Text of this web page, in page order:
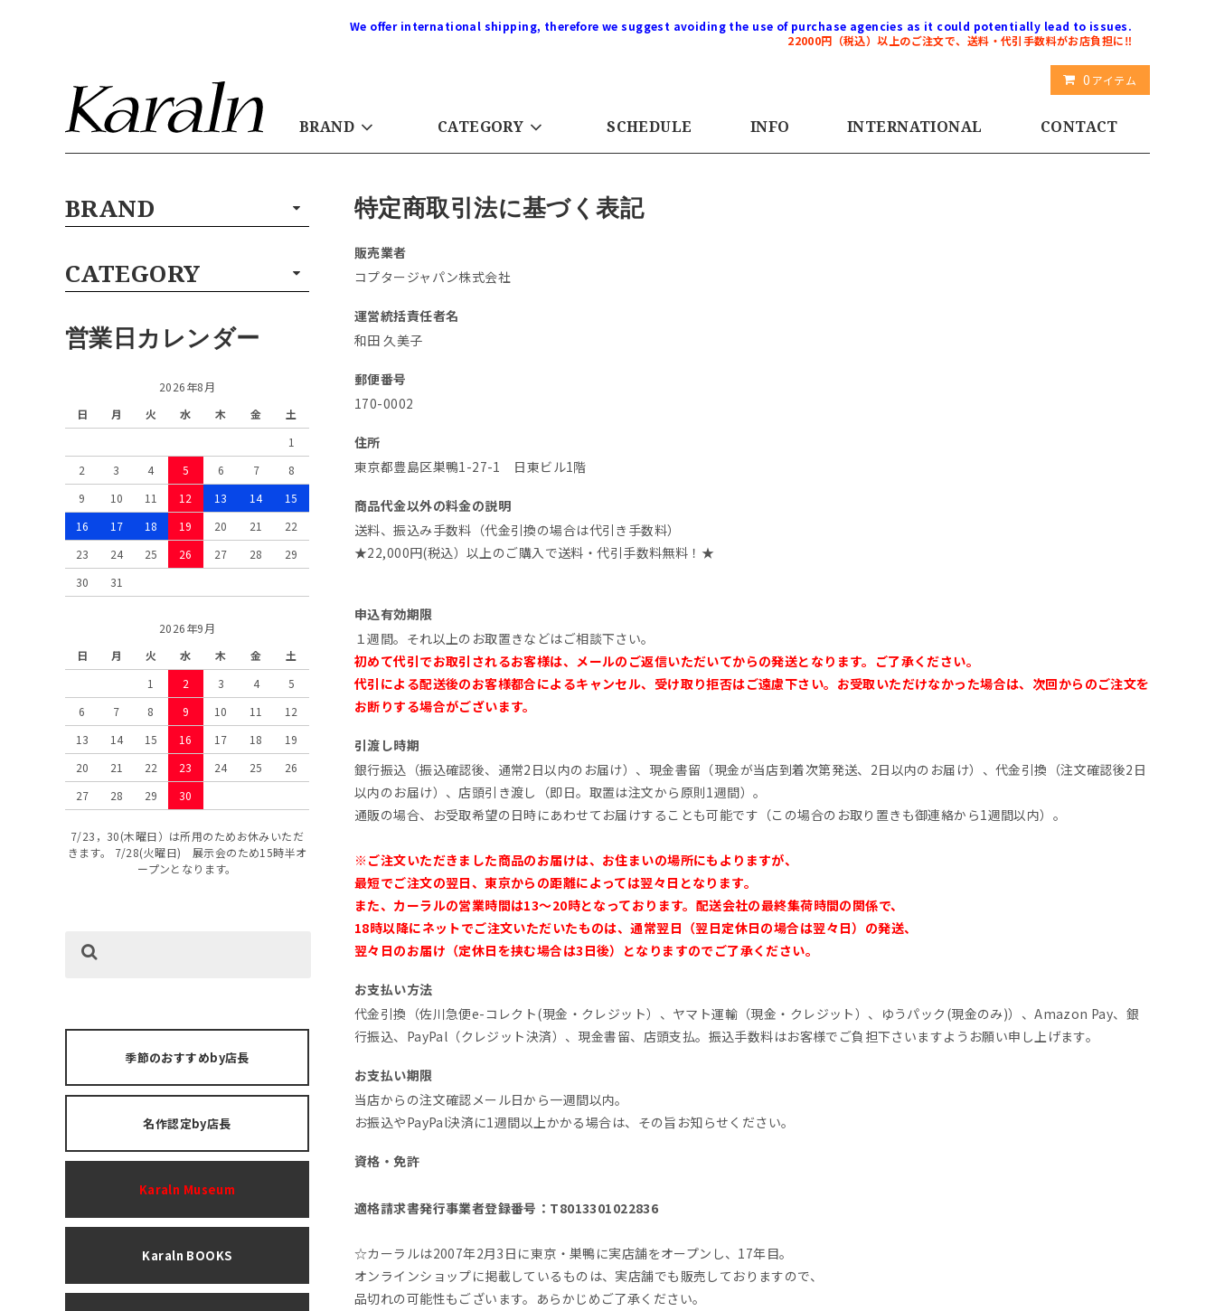
We offer international shipping, therefore we suggest avoiding the use of purchase agencies as it could potentially lead to issues.
22000円（税込）以上のご注文で、送料・代引手数料がお店負担に‼️
0 アイテム
BRAND CATEGORY SCHEDULE INFO INTERNATIONAL CONTACT
BRAND
CATEGORY
営業日カレンダー
2026年8月
日
月 火 水 木 金
土
1
2
3 4 5 6 7
8
9
10 11 12 13 14
15
16
17 18 19 20 21
22
23
24 25 26 27 28
29
30
31
2026年9月
日
月 火 水 木 金
土
1
2 3 4
5
6
7 8 9 10 11
12
13
14 15 16 17 18
19
20
21 22 23 24 25
26
27
28 29 30
7/23，30(木曜日）は所用のためお休みいただ
きます。 7/28(火曜日) 展示会のため15時半オ
ープンとなります。
季節のおすすめby店長
名作認定by店長
Karaln Museum
Karaln BOOKS
特定商取引法に基づく表記
販売業者
コプタージャパン株式会社
運営統括責任者名
和田 久美子
郵便番号
170-0002
住所
東京都豊島区巣鴨1-27-1 日東ビル1階
商品代金以外の料金の説明
送料、振込み手数料（代金引換の場合は代引き手数料）
★22,000円(税込）以上のご購入で送料・代引手数料無料！★
申込有効期限
１週間。それ以上のお取置きなどはご相談下さい。
初めて代引でお取引されるお客様は、メールのご返信いただいてからの発送となります。ご了承ください。
代引による配送後のお客様都合によるキャンセル、受け取り拒否はご遠慮下さい。お受取いただけなかった場合は、次回からのご注文を
お断りする場合がございます。
引渡し時期
銀行振込（振込確認後、通常2日以内のお届け）、現金書留（現金が当店到着次第発送、2日以内のお届け）、代金引換（注文確認後2日
以内のお届け）、店頭引き渡し（即日。取置は注文から原則1週間）。
通販の場合、お受取希望の日時にあわせてお届けすることも可能です（この場合のお取り置きも御連絡から1週間以内）。
※ご注文いただきました商品のお届けは、お住まいの場所にもよりますが、
最短でご注文の翌日、東京からの距離によっては翌々日となります。
また、カーラルの営業時間は13～20時となっております。配送会社の最終集荷時間の関係で、
18時以降にネットでご注文いただいたものは、通常翌日（翌日定休日の場合は翌々日）の発送、
翌々日のお届け（定休日を挟む場合は3日後）となりますのでご了承ください。
お支払い方法
代金引換（佐川急便e-コレクト(現金・クレジット）、ヤマト運輸（現金・クレジット）、ゆうパック(現金のみ)）、Amazon Pay、銀
行振込、PayPal（クレジット決済）、現金書留、店頭支払。振込手数料はお客様でご負担下さいますようお願い申し上げます。
お支払い期限
当店からの注文確認メール日から一週間以内。
お振込やPayPal決済に1週間以上かかる場合は、その旨お知らせください。
資格・免許
適格請求書発行事業者登録番号：T8013301022836
☆カーラルは2007年2月3日に東京・巣鴨に実店舗をオープンし、17年目。
オンラインショップに掲載しているものは、実店舗でも販売しておりますので、
品切れの可能性もございます。あらかじめご了承ください。